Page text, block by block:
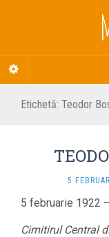
Etichetă: Teodor
5
5 februarie 1922
Cimitirul Central